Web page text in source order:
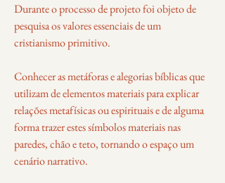
Durante o processo de projeto foi objeto de
pesquisa os valores essenciais de um
cristianismo primitivo.
Conhecer as metáforas e alegorias bíblicas que
utilizam de elementos materiais para explicar
relações metafísicas ou espirituais e de alguma
forma trazer estes símbolos materiais nas
paredes, chão e teto, tornando o espaço um
cenário narrativo.